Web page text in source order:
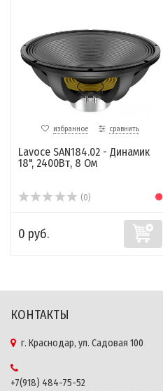
избранное сравнить
Lavoce SAN184.02 - Динамик
18", 2400Вт, 8 Ом
(0)
0 руб.
КОНТАКТЫ
г. Краснодар, ул. Садовая 100
+7(918) 484-75-52